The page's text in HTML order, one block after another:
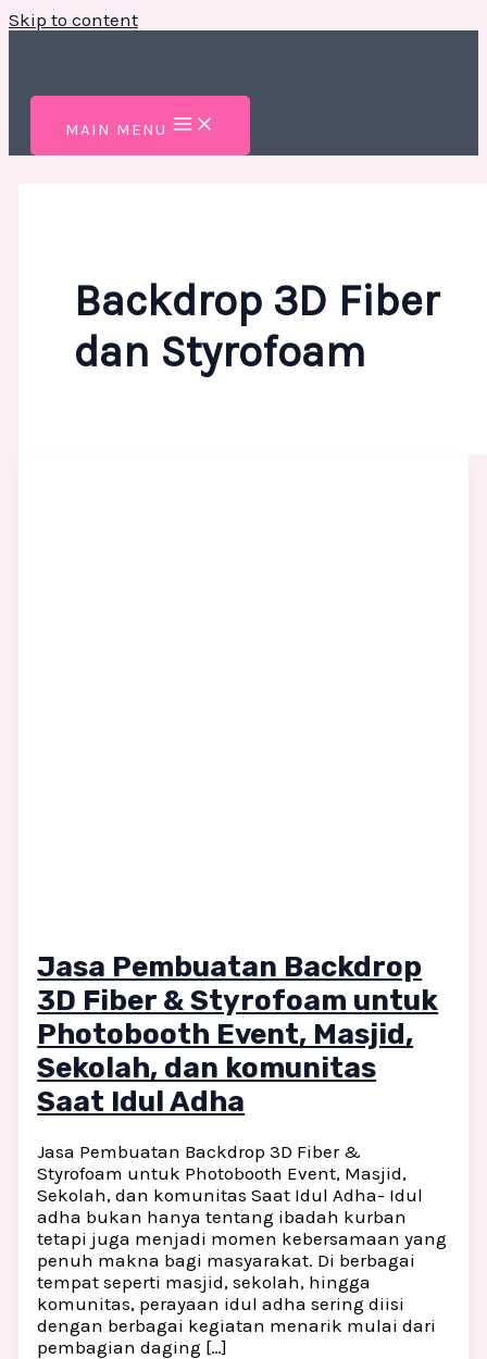
Skip to content
MAIN MENU
Backdrop 3D Fiber
dan Styrofoam
Jasa Pembuatan Backdrop
3D Fiber & Styrofoam untuk
Photobooth Event, Masjid,
Sekolah, dan komunitas
Saat Idul Adha
Jasa Pembuatan Backdrop 3D Fiber &
Styrofoam untuk Photobooth Event, Masjid,
Sekolah, dan komunitas Saat Idul Adha- Idul
adha bukan hanya tentang ibadah kurban
tetapi juga menjadi momen kebersamaan yang
penuh makna bagi masyarakat. Di berbagai
tempat seperti masjid, sekolah, hingga
komunitas, perayaan idul adha sering diisi
dengan berbagai kegiatan menarik mulai dari
pembagian daging […]